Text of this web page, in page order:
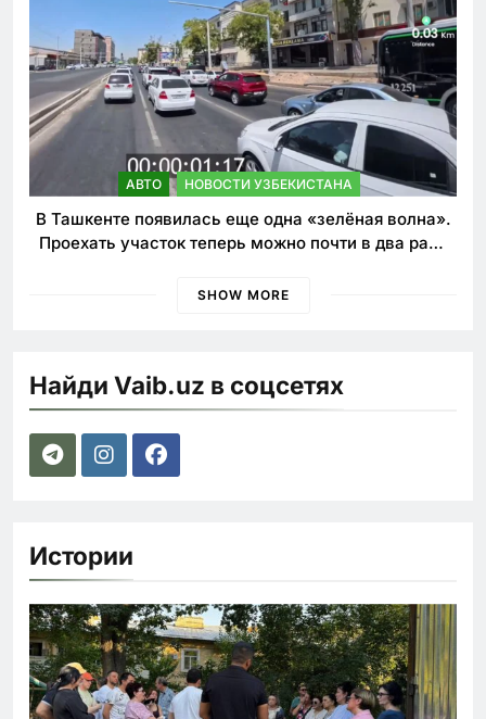
АВТО НОВОСТИ УЗБЕКИСТАНА
В Ташкенте появилась еще одна «зелёная волна».
Проехать участок теперь можно почти в два раза
SHOW MORE
Найди Vaib.uz в соцсетях
Истории